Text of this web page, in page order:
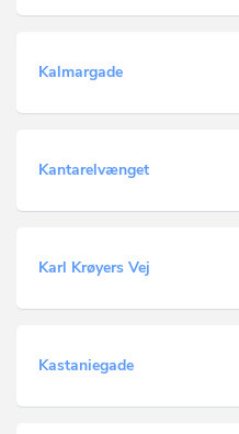
Kalmargade
Kantarelvænget
Karl Krøyers Vej
Kastaniegade